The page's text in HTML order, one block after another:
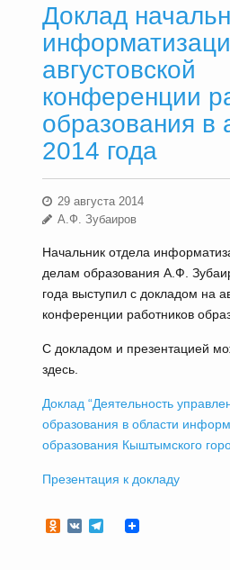
Доклад
августовской
конференции
образования в
2014 года
29 августа 2014
А.Ф. Зубаиров
Начальник отдела
делам образования А.Ф.
года выступил с докладом на
конференции работников
С докладом и презентацией
здесь.
Доклад “Деятельность
образования в области
образования Кыштымского
Презентация к докладу
Odnoklassniki
VKTelegram